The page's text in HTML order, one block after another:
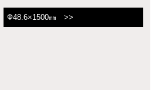
Ф48.6×1500㎜ >>